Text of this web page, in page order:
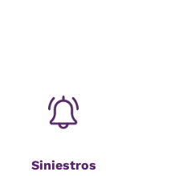
Siniestros